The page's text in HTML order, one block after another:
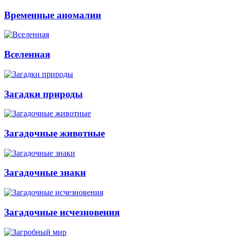
Временные аномалии
Вселенная
Загадки природы
Загадочные животные
Загадочные знаки
Загадочные исчезновения